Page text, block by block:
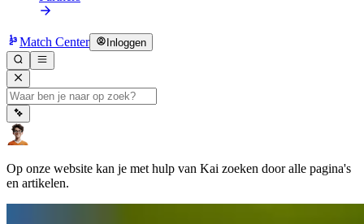
Match Center Inloggen
Op onze website kan je met hulp van Kai zoeken door alle pagina's
en artikelen.